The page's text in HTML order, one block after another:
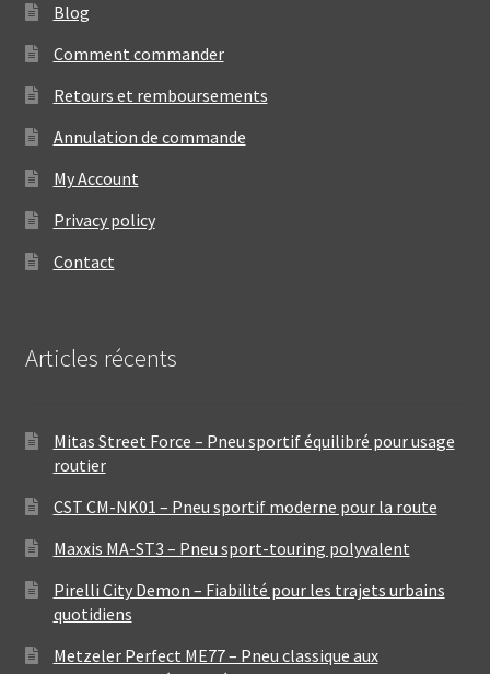
Blog
Comment commander
Retours et remboursements
Annulation de commande
My Account
Privacy policy
Contact
Articles récents
Mitas Street Force – Pneu sportif équilibré pour usage
routier
CST CM-NK01 – Pneu sportif moderne pour la route
Maxxis MA-ST3 – Pneu sport-touring polyvalent
Pirelli City Demon – Fiabilité pour les trajets urbains
quotidiens
Metzeler Perfect ME77 – Pneu classique aux